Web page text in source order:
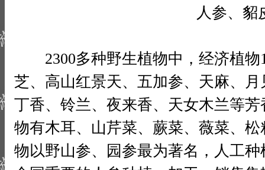
人参、貂
2300多种野生植物中，经济植物
芝、高山红景天、五加参、天麻、
丁香、铃兰、夜来香、天女木兰等
物有木耳、山芹菜、蕨菜、薇菜、
物以野山参、园参最为著名，人工